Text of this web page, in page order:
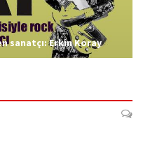
sanatçı: Erkin Koray